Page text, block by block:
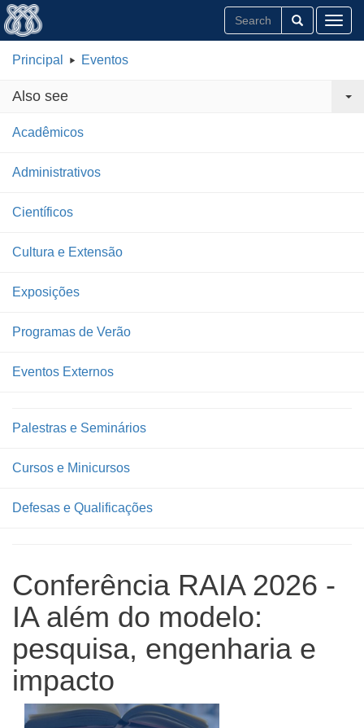
Principal Eventos
Also see
Acadêmicos
Administrativos
Científicos
Cultura e Extensão
Exposições
Programas de Verão
Eventos Externos
Palestras e Seminários
Cursos e Minicursos
Defesas e Qualificações
Conferência RAIA 2026 -
IA além do modelo:
pesquisa, engenharia e
impacto